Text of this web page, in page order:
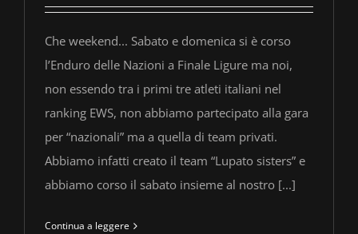
Che weekend... Sabato e domenica si è corso
l’Enduro delle Nazioni a Finale Ligure ma noi,
non essendo tra i primi tre atleti italiani nel
ranking EWS, non abbiamo partecipato alla gara
per “nazionali” ma a quella di team privati.
Abbiamo infatti creato il team “Lupato sisters” e
abbiamo corso il sabato insieme al nostro [...]
Continua a leggere